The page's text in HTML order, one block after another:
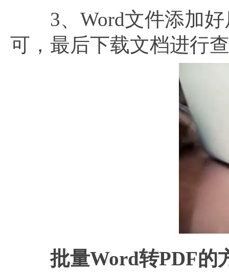
3、Word文件添加好
可，最后下载文档进行
批量Word转PDF的